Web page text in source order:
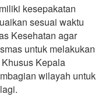
kesepakatan
sesuai waktu
Kesehatan agar
untuk melakukan
Kepala
wilayah untuk